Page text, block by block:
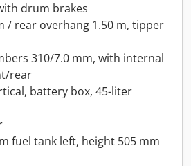
drum brakes
/ rear overhang 1.50 m, tipper
310/7.0 mm, with internal
rear
battery box, 45-liter
fuel tank left, height 505 mm